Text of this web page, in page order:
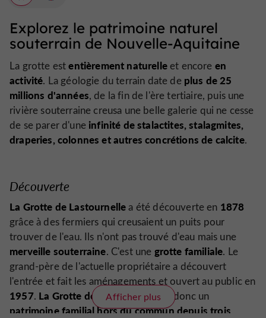
Explorez le patrimoine naturel
souterrain de Nouvelle-Aquitaine
La grotte estentièrement naturelleet encore en
activité. La géologie du terrain date de plus de 25
millions d'années, de la fin de l'ère tertiaire, puis une
rivière souterraine creusa une belle galerie qui ne cesse
de se parer d'une infinité de stalactites, stalagmites,
draperies, colonnes et autres concrétions de calcite.
Découverte
La Grotte de Lastournellea été découverte en 1878
grâce à des fermiers qui creusaient un puits pour
trouver de l'eau. Ils n'ont pas trouvé d'eau mais une
merveille souterraine. C'est une grotte familiale. Le
grand-père de l'actuelle propriétaire a découvert
l'entrée et fait les aménagements et ouvert au public en
1957. La Grotte de Lastournelleest donc un
patrimoine familial hors du commun depuis trois
Afficher plus